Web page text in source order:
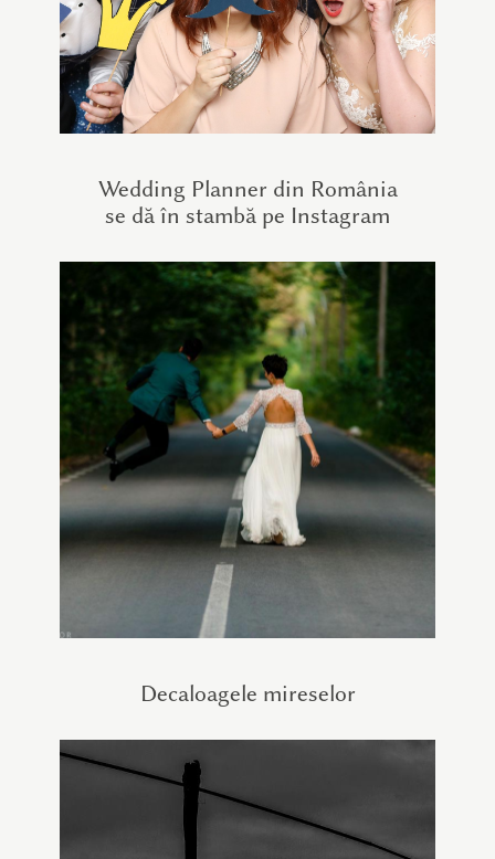
Wedding Planner din România
se dă în stambă pe Instagram
Decaloagele mireselor